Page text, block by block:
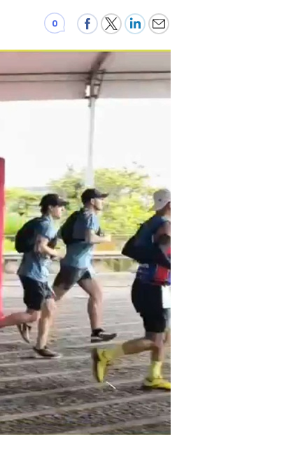
0